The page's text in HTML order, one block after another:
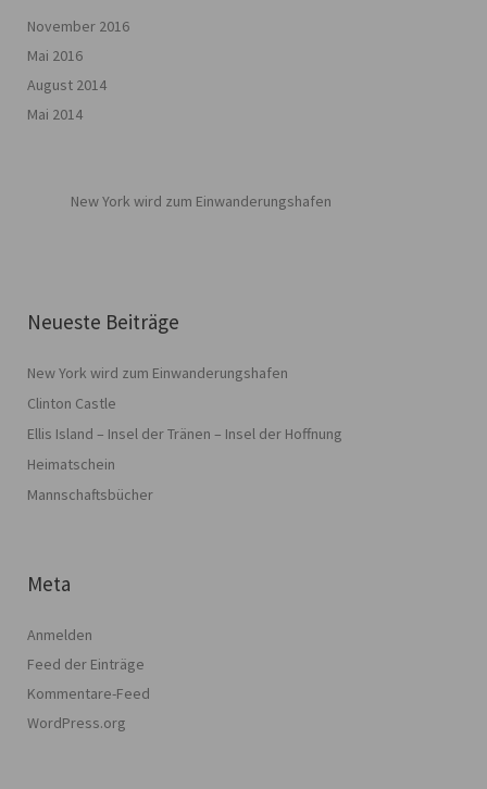
November 2016
Mai 2016
August 2014
Mai 2014
New York wird zum Einwanderungshafen
Neueste Beiträge
New York wird zum Einwanderungshafen
Clinton Castle
Ellis Island – Insel der Tränen – Insel der Hoffnung
Heimatschein
Mannschaftsbücher
Meta
Anmelden
Feed der Einträge
Kommentare-Feed
WordPress.org